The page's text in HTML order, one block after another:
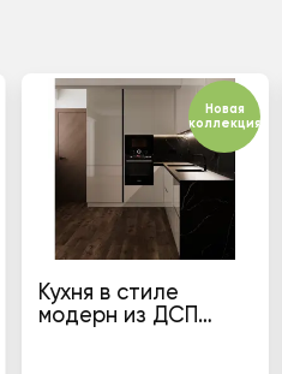
Новая
коллекция
Кухня в стиле
модерн из ДСП